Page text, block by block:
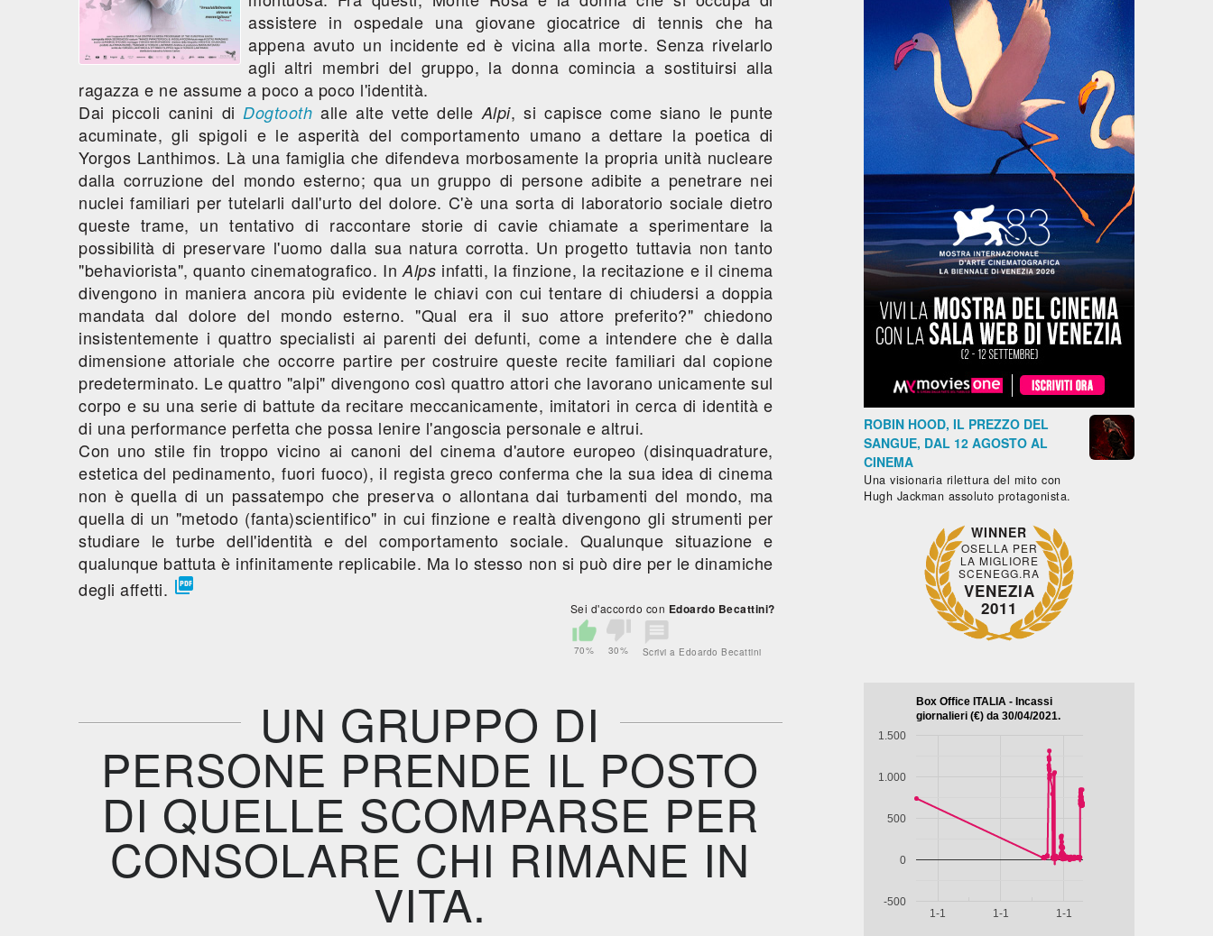
assistere in ospedale una giovane giocatrice di tennis che ha
appena avuto un incidente ed è vicina alla morte. Senza rivelarlo
agli altri membri del gruppo, la donna comincia a sostituirsi alla
ragazza e ne assume a poco a poco l'identità.
Dai piccoli canini di Dogtooth alle alte vette delle Alpi, si capisce come siano le punte
acuminate, gli spigoli e le asperità del comportamento umano a dettare la poetica di
Yorgos Lanthimos. Là una famiglia che difendeva morbosamente la propria unità nucleare
dalla corruzione del mondo esterno; qua un gruppo di persone adibite a penetrare nei
nuclei familiari per tutelarli dall'urto del dolore. C'è una sorta di laboratorio sociale dietro
queste trame, un tentativo di raccontare storie di cavie chiamate a sperimentare la
possibilità di preservare l'uomo dalla sua natura corrotta. Un progetto tuttavia non tanto
"behaviorista", quanto cinematografico. InAlps infatti, la finzione, la recitazione e il cinema
divengono in maniera ancora più evidente le chiavi con cui tentare di chiudersi a doppia
mandata dal dolore del mondo esterno. "Qual era il suo attore preferito?" chiedono
insistentemente i quattro specialisti ai parenti dei defunti, come a intendere che è dalla
dimensione attoriale che occorre partire per costruire queste recite familiari dal copione
predeterminato. Le quattro "alpi" divengono così quattro attori che lavorano unicamente sul
corpo e su una serie di battute da recitare meccanicamente, imitatori in cerca di identità e
di una performance perfetta che possa lenire l'angoscia personale e altrui.
Con uno stile fin troppo vicino ai canoni del cinema d'autore europeo (disinquadrature,
estetica del pedinamento, fuori fuoco), il regista greco conferma che la sua idea di cinema
non è quella di un passatempo che preserva o allontana dai turbamenti del mondo, ma
quella di un "metodo (fanta)scientifico" in cui finzione e realtà divengono gli strumenti per
studiare le turbe dell'identità e del comportamento sociale. Qualunque situazione e
qualunque battuta è infinitamente replicabile. Ma lo stesso non si può dire per le dinamiche
degli affetti. 
Sei d'accordo con Edoardo Becattini?
70% 30% Scrivi a Edoardo Becattini
UN GRUPPO DI
PERSONE PRENDE IL POSTO
DI QUELLE SCOMPARSE PER
CONSOLARE CHI RIMANE IN
VITA.
ROBIN HOOD, IL PREZZO DEL
SANGUE, DAL 12 AGOSTO AL
CINEMA
Una visionaria rilettura del mito con
Hugh Jackman assoluto protagonista.
WINNER
OSELLA PER
LA MIGLIORE
SCENEGG.RA
VENEZIA
2011